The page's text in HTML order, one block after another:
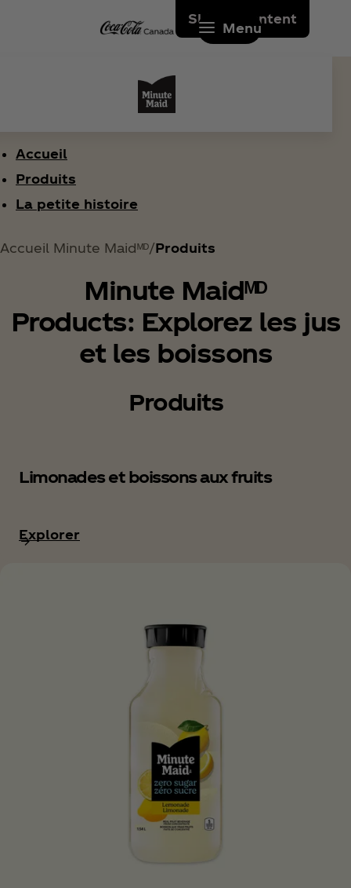
Skip to content
Menu
Accueil
Produits
La petite histoire
Accueil Minute Maidᴹᴰ Produits
Minute Maidᴹᴰ
Products: Explorez les jus
et les boissons
Produits
Limonades et boissons aux fruits
Explorer